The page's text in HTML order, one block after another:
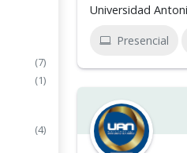
(7)
(1)
(4)
Universidad
Presencial